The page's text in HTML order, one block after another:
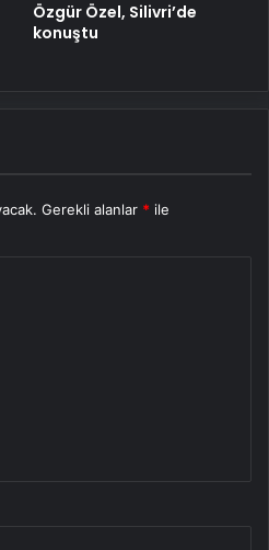
Özgür Özel, Silivri’de
konuştu
Gerekli alanlar * ile